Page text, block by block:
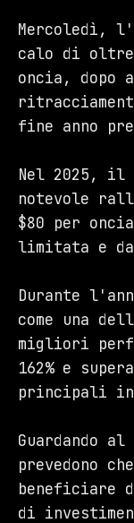
Mercoledì,
calo di oltre
oncia, dopo
fine anno
Nel 2025, il
notevole
$80 per
limitata e
Durante
come una
migliori
162% e
principali
Guardando
prevedono
beneficiare
di